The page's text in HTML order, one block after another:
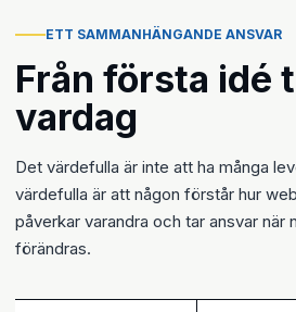
ETT SAMMANHÄNGANDE ANSVAR
Från första idé
vardag
Det värdefulla är inte att ha många
värdefulla är att någon förstår hur
påverkar varandra och tar ansvar när
förändras.